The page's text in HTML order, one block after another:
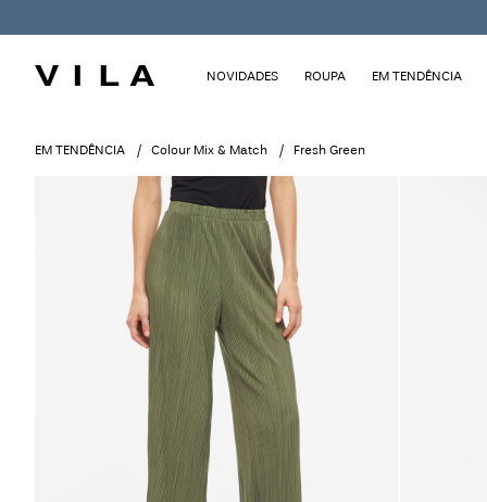
NOVIDADES ROUPA EM TENDÊNCIA
EM TENDÊNCIA Colour Mix & Match Fresh Green